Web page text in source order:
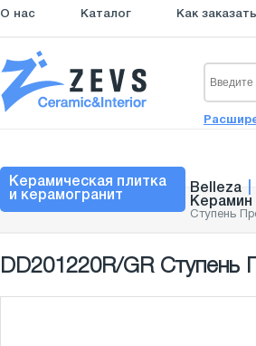
О нас Каталог Как заказать
Керамическая плитка
и керамогранит
Belleza
Керамин
Ступень
DD201220R/GR Ступень